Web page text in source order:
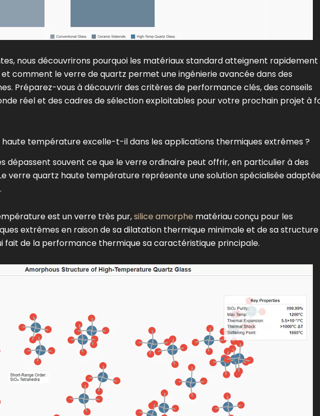
nous découvrirons pourquoi les matériaux standard atteignent rapidement
comment le verre de quartz permet une ingénierie avancée dans des
Préparez-vous à découvrir des critères de performance clés, des conseils
réel et des cadres de sélection exploitables pour votre prochain projet à
haute température excelle-t-il dans les applications thermiques extrêmes ?
dépassent souvent ce que le verre ordinaire peut offrir, en particulier à des
verre quartz haute température représente une solution spécialisée
est un verre très pur,silice amorphe matériau conçu pour les
extrêmes en raison de sa dilatation thermique minimale et de sa structure
fait de la performance thermique sa caractéristique principale.